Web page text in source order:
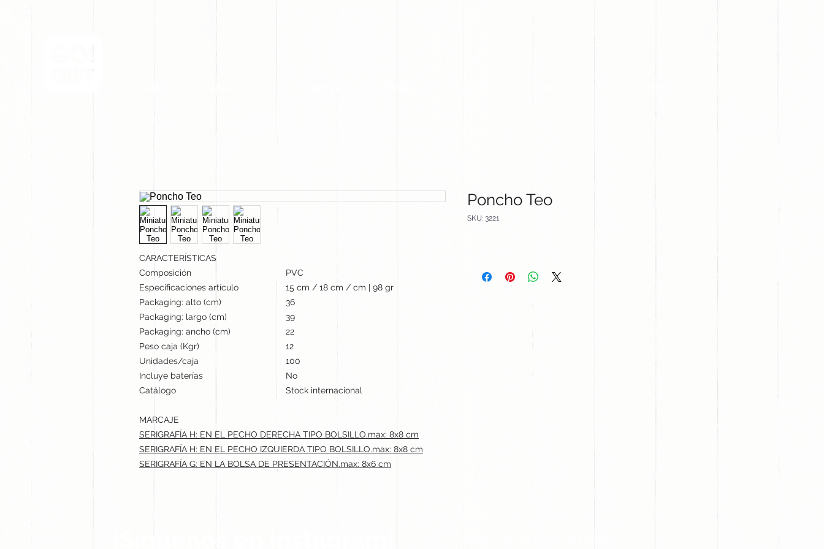
CARACTERÍSTICAS
Composición
PVC
Especificaciones artículo
15 cm / 18 cm / cm | 98 gr
Packaging: alto (cm)
36
Packaging: largo (cm)
39
Packaging: ancho (cm)
22
Peso caja (Kgr)
12
Unidades/caja
100
Incluye baterías
No
Catálogo
Stock internacional
MARCAJE
SERIGRAFÍA H: EN EL PECHO DERECHA TIPO BOLSILLO.max: 8x8 cm
SERIGRAFÍA H: EN EL PECHO IZQUIERDA TIPO BOLSILLO.max: 8x8 cm
SERIGRAFÍA G: EN LA BOLSA DE PRESENTACIÓN.max: 8x6 cm
Poncho Teo
SKU: 3221